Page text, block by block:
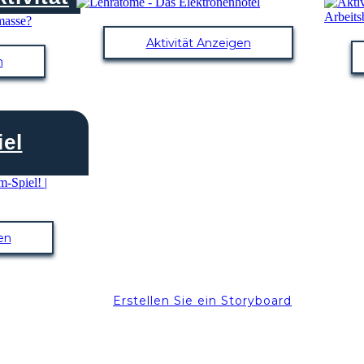
Aktivität Anzeigen
Erstellen Sie ein Storyboard